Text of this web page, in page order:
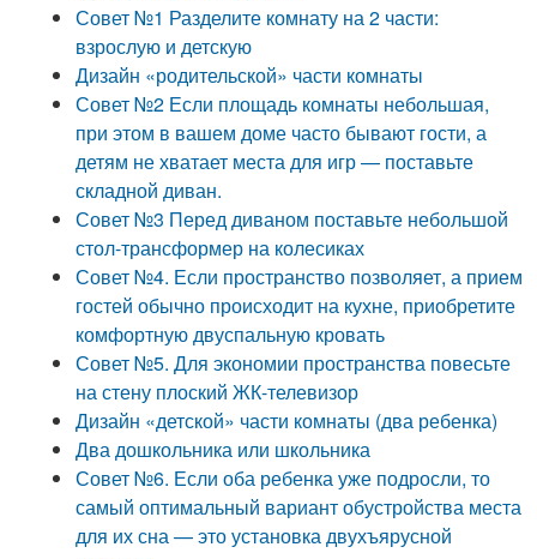
Совет №1 Разделите комнату на 2 части:
взрослую и детскую
Дизайн «родительской» части комнаты
Совет №2 Если площадь комнаты небольшая,
при этом в вашем доме часто бывают гости, а
детям не хватает места для игр — поставьте
складной диван.
Совет №3 Перед диваном поставьте небольшой
стол-трансформер на колесиках
Совет №4. Если пространство позволяет, а прием
гостей обычно происходит на кухне, приобретите
комфортную двуспальную кровать
Совет №5. Для экономии пространства повесьте
на стену плоский ЖК-телевизор
Дизайн «детской» части комнаты (два ребенка)
Два дошкольника или школьника
Совет №6. Если оба ребенка уже подросли, то
самый оптимальный вариант обустройства места
для их сна — это установка двухъярусной